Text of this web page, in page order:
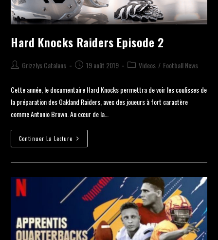
Hard Knocks Raiders Episode 2
Grizzlys Catalans 19 août 2019 Videos / Football News
Cette année, le documentaire Hard Knocks permettra de voir les coulisses de
la préparation des Oakland Raiders, avec des joueurs à fort caractère
comme Antonio Brown. Au cœur de la…
Continuer La Lecture